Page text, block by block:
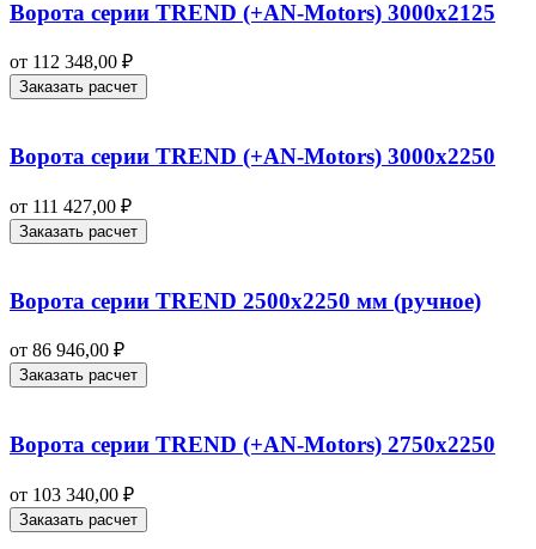
Ворота серии TREND (+AN‑Motors) 3000х2125
от 112 348,00 ₽
Заказать расчет
Ворота серии TREND (+AN‑Motors) 3000х2250
от 111 427,00 ₽
Заказать расчет
Ворота серии TREND 2500х2250 мм (ручное)
от 86 946,00 ₽
Заказать расчет
Ворота серии TREND (+AN‑Motors) 2750х2250
от 103 340,00 ₽
Заказать расчет